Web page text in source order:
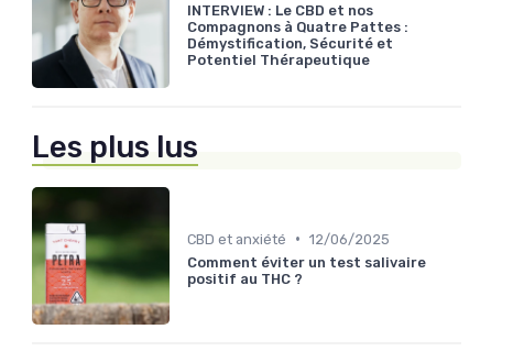
INTERVIEW : Le CBD et nos
Compagnons à Quatre Pattes :
Démystification, Sécurité et
Potentiel Thérapeutique
Les plus lus
CBD et anxiété • 12/06/2025
Comment éviter un test salivaire
positif au THC ?